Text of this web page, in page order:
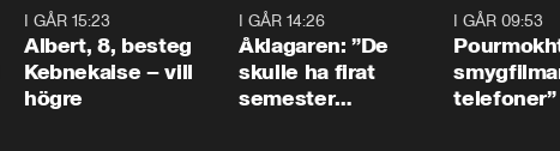
I GÅR 15:23
Albert, 8, besteg
Kebnekaise – vill
högre
I GÅR 14:26
Åklagaren: ”De
skulle ha firat
semester
I GÅR 09:53
telefoner”